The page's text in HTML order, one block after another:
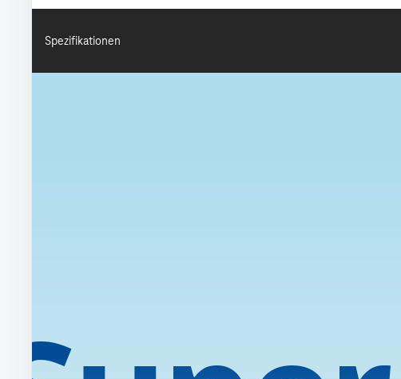
Spezifikationen